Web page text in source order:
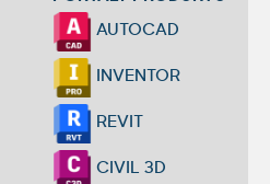
AUTOCAD
INVENTOR
REVIT
CIVIL 3D